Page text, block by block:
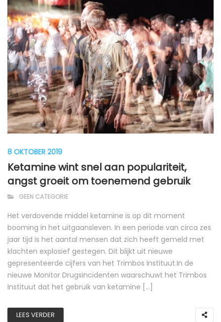
8 OKTOBER 2019
Ketamine wint snel aan populariteit,
angst groeit om toenemend gebruik
GEEN CATEGORIE
Het verdovende middel ketamine is op dit moment
booming in het uitgaansleven. In een periode van circa zes
jaar tijd is het aantal mensen dat zich heeft gemeld met
klachten explosief gestegen. Dit blijkt uit nieuwe
gepresenteerde cijfers van het Trimbos Instituut.In de
nieuwe Monitor Drugsincidenten waarschuwt het Trimbos
Instituut dat het gebruik van ketamine […]
LEES VERDER